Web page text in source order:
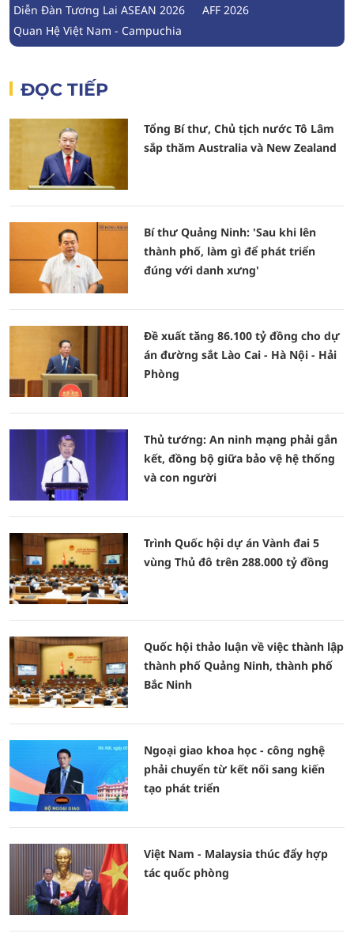
Diễn Đàn Tương Lai ASEAN 2026
AFF 2026
Quan Hệ Việt Nam - Campuchia
ĐỌC TIẾP
Tổng Bí thư, Chủ tịch nước Tô Lâm
sắp thăm Australia và New Zealand
Bí thư Quảng Ninh: 'Sau khi lên
thành phố, làm gì để phát triển
đúng với danh xưng'
Đề xuất tăng 86.100 tỷ đồng cho dự
án đường sắt Lào Cai - Hà Nội - Hải
Phòng
Thủ tướng: An ninh mạng phải gắn
kết, đồng bộ giữa bảo vệ hệ thống
và con người
Trình Quốc hội dự án Vành đai 5
vùng Thủ đô trên 288.000 tỷ đồng
Quốc hội thảo luận về việc thành lập
thành phố Quảng Ninh, thành phố
Bắc Ninh
Ngoại giao khoa học - công nghệ
phải chuyển từ kết nối sang kiến
tạo phát triển
Việt Nam - Malaysia thúc đẩy hợp
tác quốc phòng